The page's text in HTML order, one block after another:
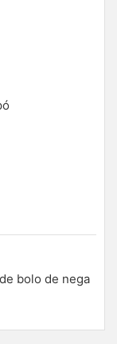
bolo de nega